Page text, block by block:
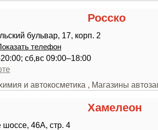
Росско
бульвар, 17, корп. 2
телефон
сб,вс 09:00–18:00
и автокосметика , Магазины
Хамелеон
46А, стр. 4